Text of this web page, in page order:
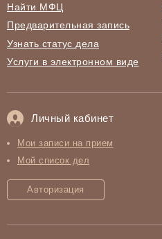
Найти МФЦ
Предварительная запись
Узнать статус дела
Услуги в электронном виде
Личный кабинет
Мои записи на прием
Мой список дел
Авторизация